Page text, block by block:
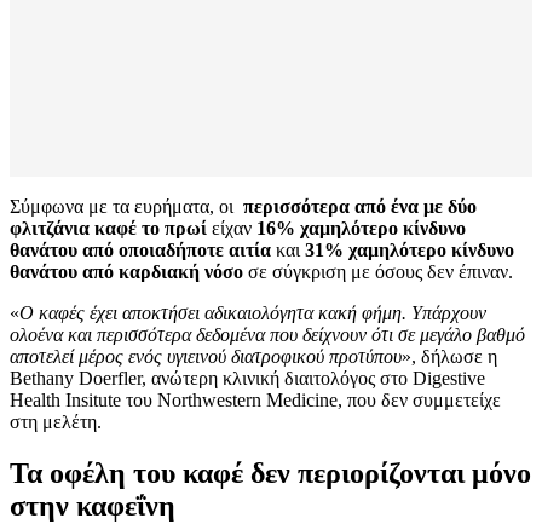
Σύμφωνα με τα ευρήματα, οι περισσότερα από ένα με δύο
φλιτζάνια καφέ το πρωί είχαν 16% χαμηλότερο κίνδυνο
θανάτου από οποιαδήποτε αιτία και 31% χαμηλότερο κίνδυνο
θανάτου από καρδιακή νόσο σε σύγκριση με όσους δεν έπιναν.
«Ο καφές έχει αποκτήσει αδικαιολόγητα κακή φήμη. Υπάρχουν
ολοένα και περισσότερα δεδομένα που δείχνουν ότι σε μεγάλο βαθμό
αποτελεί μέρος ενός υγιεινού διατροφικού προτύπου», δήλωσε η
Bethany Doerfler, ανώτερη κλινική διαιτολόγος στο Digestive
Health Insitute του Northwestern Medicine, που δεν συμμετείχε
στη μελέτη.
Τα οφέλη του καφέ δεν περιορίζονται μόνο
στην καφεΐνη